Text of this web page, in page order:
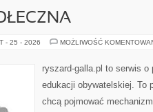
- 25 - 2026 MOŻLIWOŚĆ
ryszard-galla.pl to serwis
edukacji obywatelskiej. To
chcą pojmować